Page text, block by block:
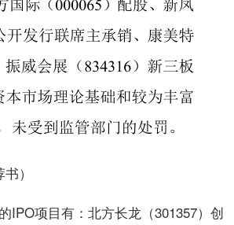
）
IPO项目有：北方长龙（301357）创